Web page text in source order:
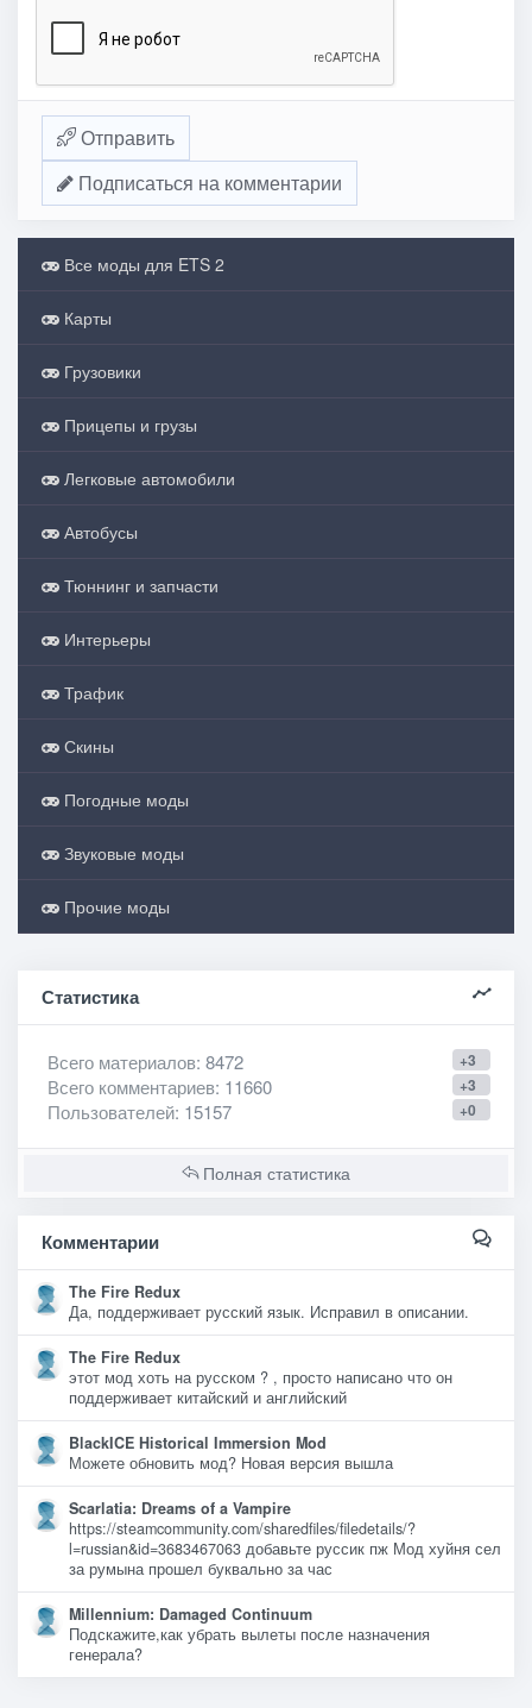
Отправить
Подписаться на комментарии
Все моды для ETS 2
Карты
Грузовики
Прицепы и грузы
Легковые автомобили
Автобусы
Тюннинг и запчасти
Интерьеры
Трафик
Скины
Погодные моды
Звуковые моды
Прочие моды
Статистика
+3
Всего материалов: 8472
+3
Всего комментариев: 11660
+0
Пользователей: 15157
Полная статистика
Комментарии
The Fire Redux
Да, поддерживает русский язык. Исправил в описании.
The Fire Redux
этот мод хоть на русском ? , просто написано что он
поддерживает китайский и английский
BlackICE Historical Immersion Mod
Можете обновить мод? Новая версия вышла
Scarlatia: Dreams of a Vampire
https://steamcommunity.com/sharedfiles/filedetails/?
l=russian&id=3683467063 добавьте руссик пж Мод хуйня сел
за румына прошел буквально за час
Millennium: Damaged Continuum
Подскажите,как убрать вылеты после назначения
генерала?